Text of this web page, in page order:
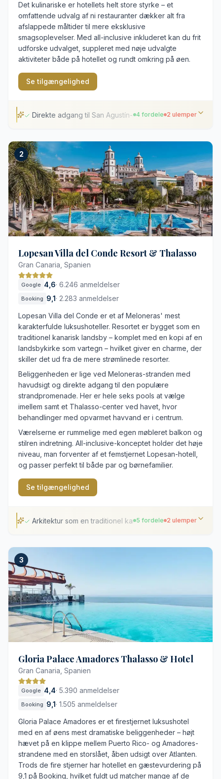
Det kulinariske er hotellets helt store styrke – et
omfattende udvalg af ni restauranter dækker alt fra
afslappede måltider til mere eksklusive
smagsoplevelser. Med all-inclusive inkluderet kan du frit
udforske udvalget, suppleret med nøje udvalgte
aktiviteter både på hotellet og rundt omkring på øen.
Se tilgængelighed
Direkte adgang til San Agustín-stranden
4 fordele 2 ulemper
Direkte adgang til San Agustín-stranden
Kuraterede og lokalt forankrede gæsteoplevelser
Omfattende gastronomisk program med ni restauranter
Integreret moderne teknologi på værelserne
Afstand til øens primære natteliv
Resortets betydelige størrelse
2
Lopesan Villa del Conde Resort & Thalasso
Gran Canaria, Spanien
Google 4,6· 6.246 anmeldelser
Booking 9,1· 2.283 anmeldelser
Lopesan Villa del Conde er et af Meloneras' mest
karakterfulde luksushoteller. Resortet er bygget som en
traditionel kanarisk landsby – komplet med en kopi af en
landsbykirke som vartegn – hvilket giver en charme, der
skiller det ud fra de mere strømlinede resorter.
Beliggenheden er lige ved Meloneras-stranden med
havudsigt og direkte adgang til den populære
strandpromenade. Her er hele seks pools at vælge
imellem samt et Thalasso-center ved havet, hvor
behandlinger med opvarmet havvand er i centrum.
Værelserne er rummelige med egen møbleret balkon og
stilren indretning. All-inclusive-konceptet holder det høje
niveau, man forventer af et femstjernet Lopesan-hotell,
og passer perfekt til både par og børnefamilier.
Se tilgængelighed
Arkitektur som en traditionel kanarisk landsby
5 fordele 2 ulemper
Arkitektur som en traditionel kanarisk landsby
Thalasso-center med behandlinger baseret på
havvand
Seks forskellige udendørs poolområder
Direkte adgang til strandpromenaden i Meloneras
Rummelige værelser med møblerede altaner
Det vidstrakte område kræver en del gang
Behandlinger i spa-afdelingen kræver forudbestilling
3
Gloria Palace Amadores Thalasso & Hotel
Gran Canaria, Spanien
Google 4,4· 5.390 anmeldelser
Booking 9,1· 1.505 anmeldelser
Gloria Palace Amadores er et firestjernet luksushotel
med en af øens mest dramatiske beliggenheder – højt
hævet på en klippe mellem Puerto Rico- og Amadores-
strandene med en storslået, åben udsigt over Atlanten.
Trods de fire stjerner har hotellet en gæstevurdering på
9,1 på Booking, hvilket fuldt ud matcher mange af de